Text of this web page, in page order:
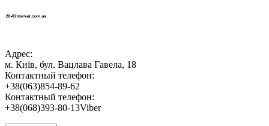
Адрес:
м. Київ, бул. Вацлава Гавела, 18
Контактный телефон:
+38(063)854-89-62
Контактный телефон:
+38(068)393-80-13Viber